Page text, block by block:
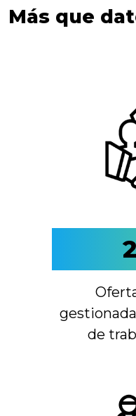
Más que
de